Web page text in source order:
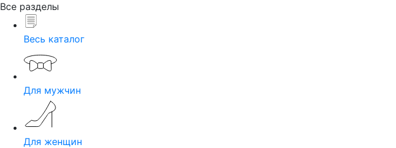
Все разделы
Весь каталог
Для мужчин
Для женщин